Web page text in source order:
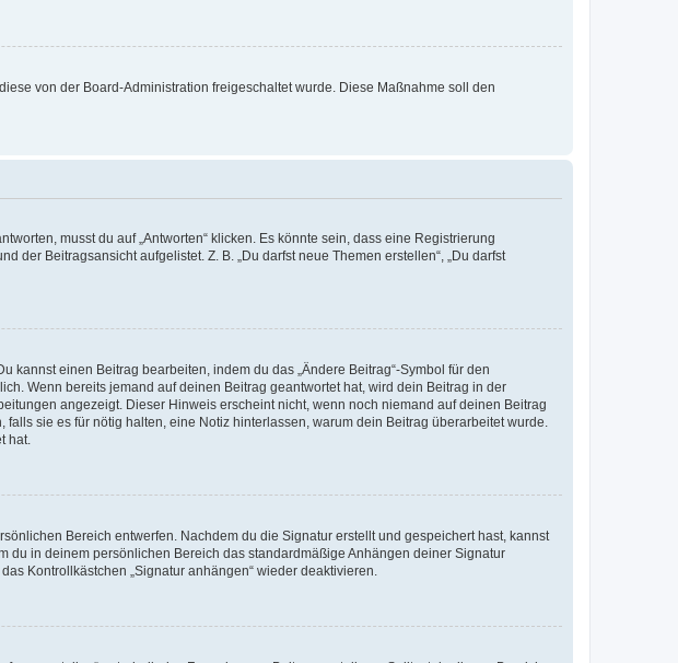
von der Board-Administration freigeschaltet wurde. Diese Maßnahme soll den
musst du auf „Antworten“ klicken. Es könnte sein, dass eine Registrierung
Beitragsansicht aufgelistet. Z. B. „Du darfst neue Themen erstellen“, „Du darfst
einen Beitrag bearbeiten, indem du das „Ändere Beitrag“-Symbol für den
Wenn bereits jemand auf deinen Beitrag geantwortet hat, wird dein Beitrag in der
angezeigt. Dieser Hinweis erscheint nicht, wenn noch niemand auf deinen Beitrag
sie es für nötig halten, eine Notiz hinterlassen, warum dein Beitrag überarbeitet wurde.
hat.
Bereich entwerfen. Nachdem du die Signatur erstellt und gespeichert hast, kannst
du in deinem persönlichen Bereich das standardmäßige Anhängen deiner Signatur
Kontrollkästchen „Signatur anhängen“ wieder deaktivieren.